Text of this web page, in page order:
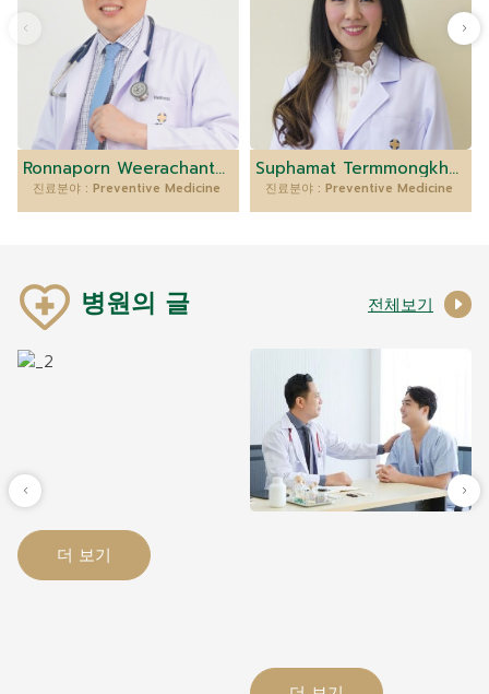
Ronnaporn Weerachantachart, M.D.
진료분야 : Preventive Medicine
Suphamat Termmongkhonchai, M.D.
진료분야 : Preventive Medicine
병원의 글 전체보기
더 보기